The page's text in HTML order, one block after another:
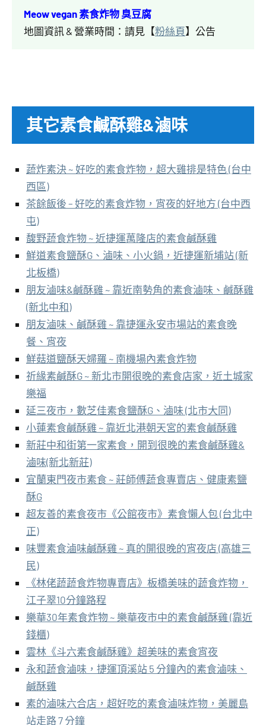
Meow vegan 素食炸物 臭豆腐
地圖資訊 & 營業時間：請見【粉絲頁】公告
其它素食鹹酥雞&滷味
蔬炸素決 ~ 好吃的素食炸物，超大雞排是特色 (台中
西區)
茶餘飯後 – 好吃的素食炸物，宵夜的好地方 (台中西
屯)
馥野蔬食炸物 ~ 近捷運萬隆店的素食鹹酥雞
鮮道素食鹽酥G、滷味、小火鍋，近捷運新埔站 (新
北板橋)
朋友滷味&鹹酥雞 ~ 靠近南勢角的素食滷味、鹹酥雞
(新北中和)
朋友滷味、鹹酥雞 ~ 靠捷運永安市場站的素食晚
餐、宵夜
鮮菇道鹽酥天婦羅 ~ 南機場內素食炸物
祈緣素鹹酥G ~ 新北市開很晚的素食店家，近土城家
樂福
延三夜市，數芝佳素食鹽酥G、滷味 (北市大同)
小蓮素食鹹酥雞 ~ 靠近北港朝天宮的素食鹹酥雞
新莊中和街第一家素食，開到很晚的素食鹹酥雞&
滷味(新北新莊)
宜蘭東門夜市素食 ~ 莊師傅蔬食專賣店、健康素鹽
酥G
超友善的素食夜市《公館夜市》素食懶人包 (台北中
正)
味豐素食滷味鹹酥雞 ~ 真的開很晚的宵夜店 (高雄三
民)
《林佬蔬蔬食炸物專賣店》板橋美味的蔬食炸物，
江子翠10分鐘路程
樂華30年素食炸物 ~ 樂華夜市中的素食鹹酥雞 (靠近
錢櫃)
雲林《斗六素食鹹酥雞》超美味的素食宵夜
永和蔬食滷味，捷運頂溪站 5 分鐘內的素食滷味、
鹹酥雞
素的滷味六合店，超好吃的素食滷味炸物，美麗島
站走路 7 分鐘